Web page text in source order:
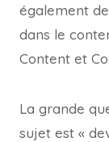
également
dans le
Content et
La grande
sujet est «